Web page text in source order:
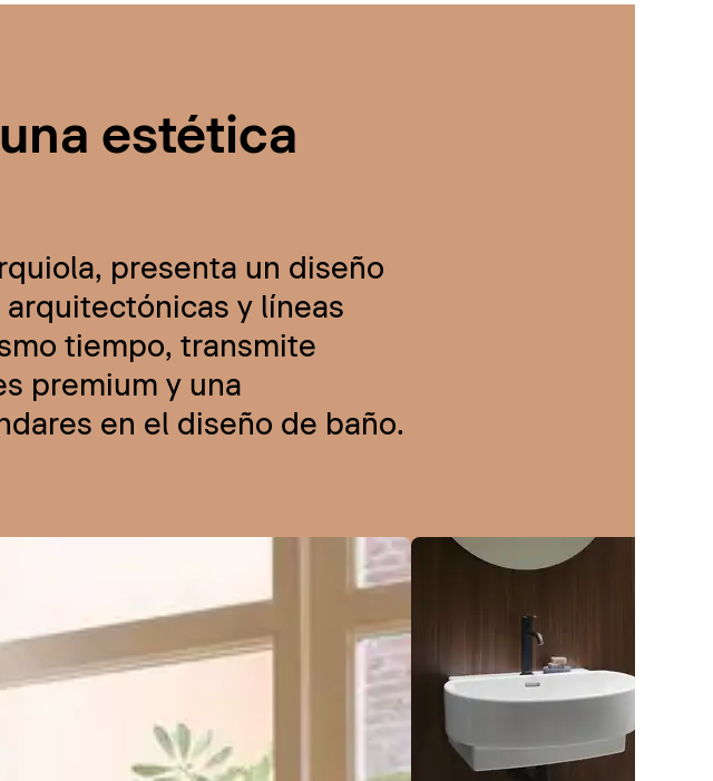
estética
presenta un diseño
y líneas
tiempo, transmite
premium y una
en el diseño de baño.